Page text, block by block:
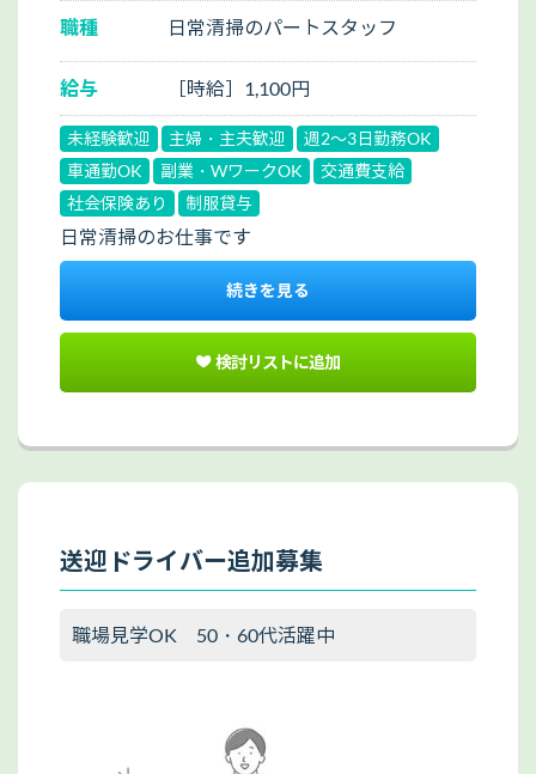
職種 日常清掃のパートスタッフ
給与 ［時給］1,100円
未経験歓迎 主婦・主夫歓迎
週2～3日勤務OK
車通勤OK
副業・WワークOK
交通費支給
社会保険あり
制服貸与
日常清掃のお仕事です
続きを見る
検討リストに追加
送迎ドライバー追加募集
職場見学OK 50・60代活躍中